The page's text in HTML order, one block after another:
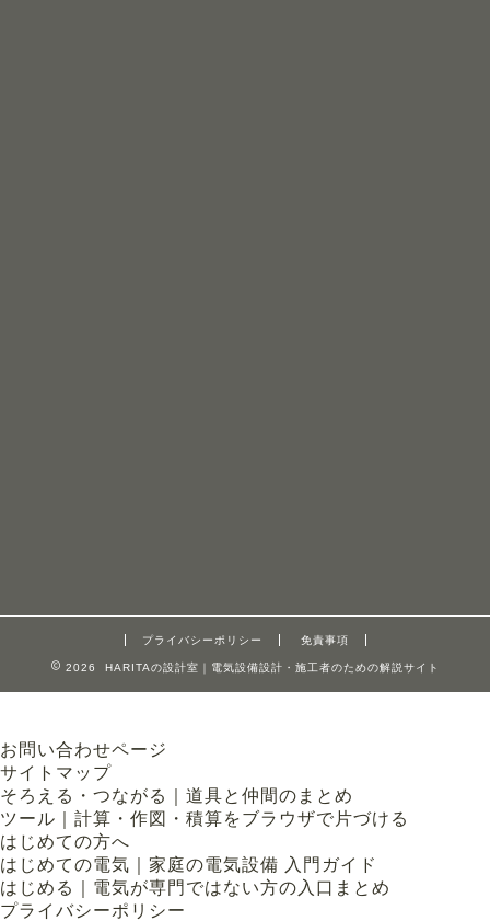
プライバシーポリシー 免責事項
2026 HARITAの設計室｜電気設備設計・施工者のための解説サイト
お問い合わせページ
サイトマップ
そろえる・つながる｜道具と仲間のまとめ
ツール｜計算・作図・積算をブラウザで片づける
はじめての方へ
はじめての電気｜家庭の電気設備 入門ガイド
はじめる｜電気が専門ではない方の入口まとめ
プライバシーポリシー